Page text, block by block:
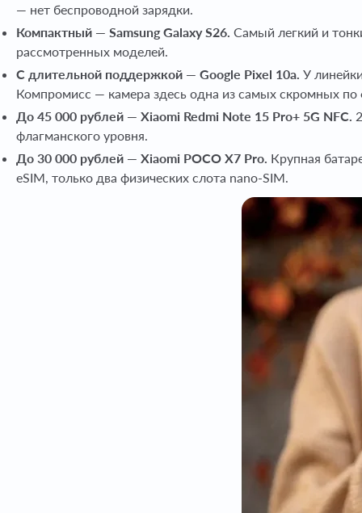
— нет беспроводной зарядки.
Компактный — Samsung Galaxy S26. Самый легкий и
рассмотренных моделей.
С длительной поддержкой — Google Pixel 10a. У
Компромисс — камера здесь одна из самых скромных по
До 45 000 рублей — Xiaomi Redmi Note 15 Pro+ 5G NFC.
флагманского уровня.
До 30 000 рублей — Xiaomi POCO X7 Pro. Крупная
eSIM, только два физических слота nano-SIM.